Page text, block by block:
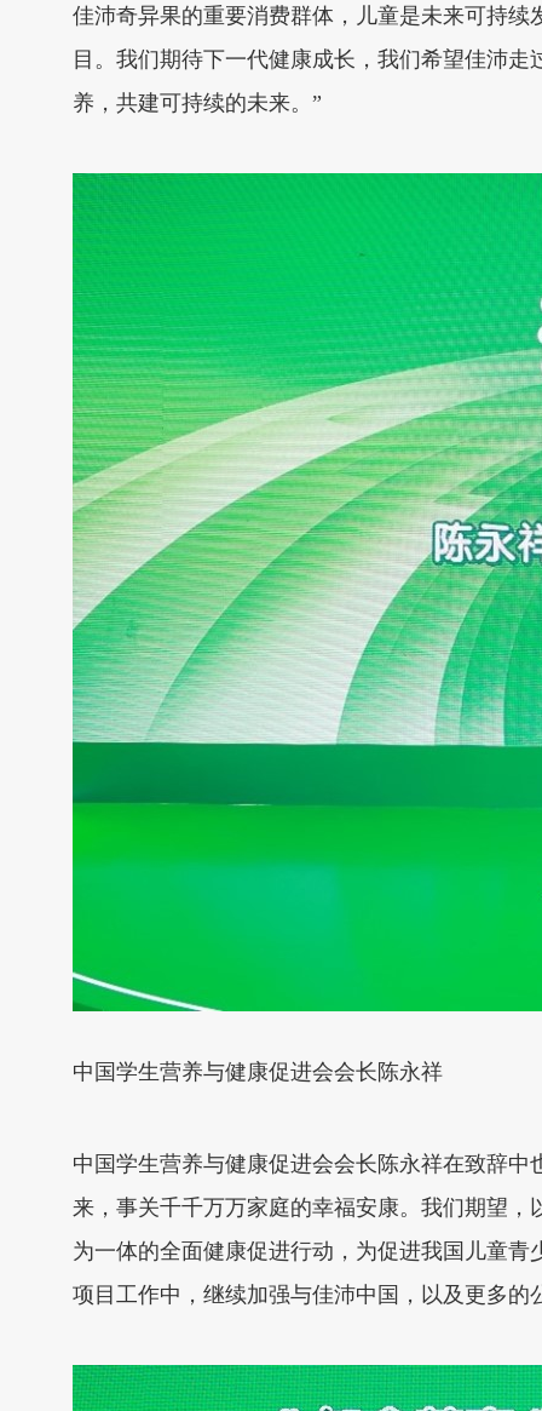
佳沛奇异果的重要消费群体，儿童是未来可持
目。我们期待下一代健康成长，我们希望佳沛
养，共建可持续的未来。”
中国学生营养与健康促进会会长陈永祥
中国学生营养与健康促进会会长陈永祥在致辞
来，事关千千万万家庭的幸福安康。我们期望
为一体的全面健康促进行动，为促进我国儿童
项目工作中，继续加强与佳沛中国，以及更多的